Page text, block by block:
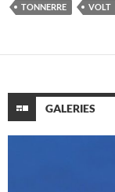
TONNERRE
VOLT
GALERIES